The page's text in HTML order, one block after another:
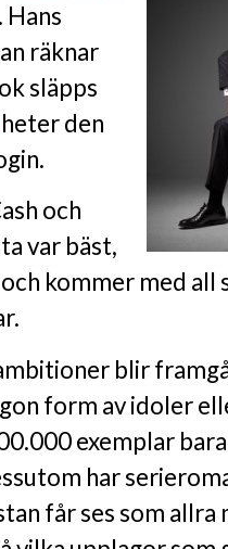
Hans
räknar
släpps
heter den
och
var bäst,
kommer med
blir
form av idoler
exemplar
har
får ses som allra